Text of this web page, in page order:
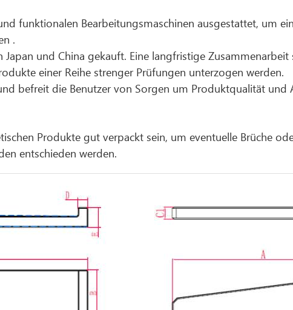
funktionalen Bearbeitungsmaschinen ausgestattet, um
.
und China gekauft. Eine langfristige
einer Reihe strenger Prüfungen unterzogen werden.
befreit die Benutzer von Sorgen um Produktqualität und
Produkte gut verpackt sein, um eventuelle Brüche
entschieden werden.